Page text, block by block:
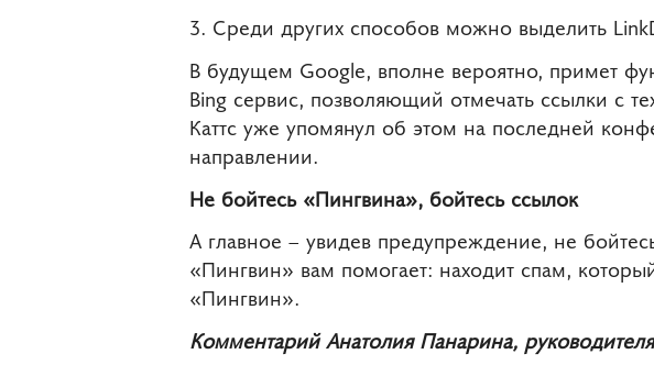
3. Среди других способов можно выделить
В будущем Google, вполне вероятно, примет
Bing сервис, позволяющий отмечать ссылки с
Каттс уже упомянул об этом на последней
направлении.
Не бойтесь «Пингвина», бойтесь ссылок
А главное – увидев предупреждение, не
«Пингвин» вам помогает: находит спам,
«Пингвин».
Комментарий Анатолия Панарина,